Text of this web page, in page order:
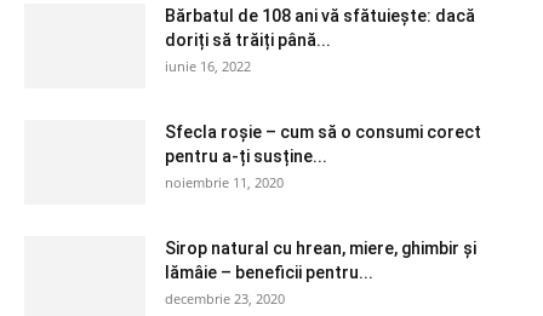
Bărbatul de 108 ani vă sfătuiește: dacă
doriți să trăiți până...
iunie 16, 2022
Sfecla roșie – cum să o consumi corect
pentru a-ți susține...
noiembrie 11, 2020
Sirop natural cu hrean, miere, ghimbir și
lămâie – beneficii pentru...
decembrie 23, 2020